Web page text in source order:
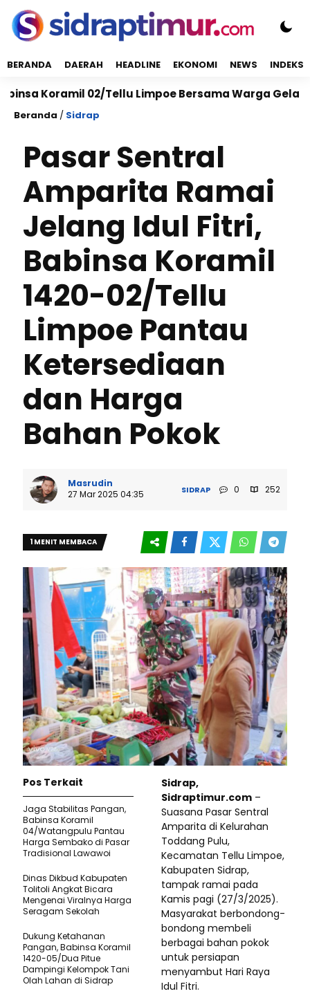
BERANDA DAERAH HEADLINE EKONOMI NEWS INDEKS
02/Tellu Limpoe Bersama Warga Gelar Karya
Beranda / Sidrap
Pasar Sentral
Amparita Ramai
Jelang Idul Fitri,
Babinsa Koramil
1420-02/Tellu
Limpoe Pantau
Ketersediaan
dan Harga
Bahan Pokok
Masrudin
27 Mar 2025 04:35
SIDRAP 0 252
1 MENIT MEMBACA
Sidrap,
Sidraptimur.com –
Suasana Pasar Sentral
Amparita di Kelurahan
Toddang Pulu,
Kecamatan Tellu Limpoe,
Kabupaten Sidrap,
tampak ramai pada
Kamis pagi (27/3/2025).
Masyarakat berbondong-
bondong membeli
berbagai bahan pokok
untuk persiapan
menyambut Hari Raya
Idul Fitri.
Pos Terkait
Jaga Stabilitas Pangan,
Babinsa Koramil
04/Watangpulu Pantau
Harga Sembako di Pasar
Tradisional Lawawoi
Dinas Dikbud Kabupaten
Tolitoli Angkat Bicara
Mengenai Viralnya Harga
Seragam Sekolah
Dukung Ketahanan
Pangan, Babinsa Koramil
1420-05/Dua Pitue
Dampingi Kelompok Tani
Olah Lahan di Sidrap